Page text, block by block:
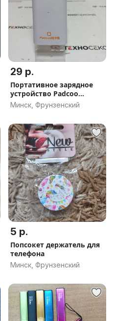
29 р.
Портативное зарядное
устройство Padcoo
20000mAh
Минск, Фрунзенский
5 р.
Попсокет держатель для
телефона
Минск, Фрунзенский